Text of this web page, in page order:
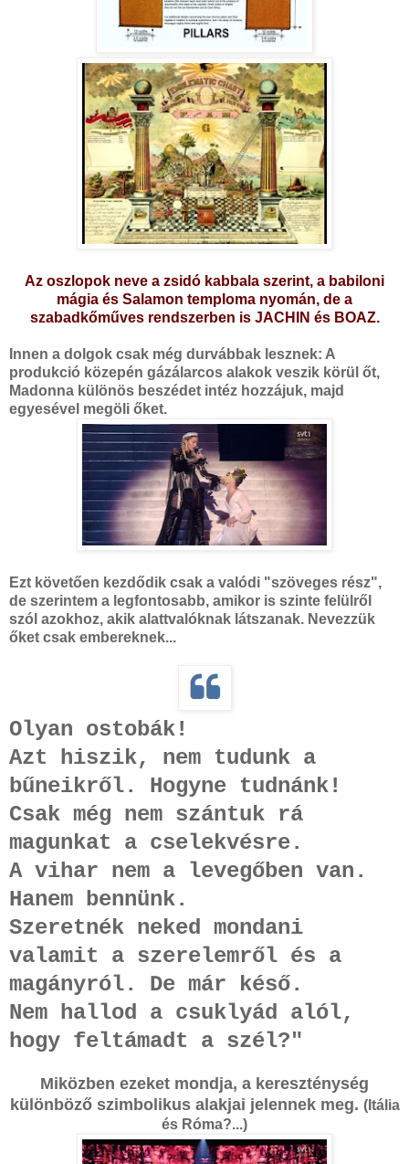
Az oszlopok neve a zsidó kabbala szerint, a babiloni
mágia és Salamon temploma nyomán, de a
szabadkőműves rendszerben is JACHIN és BOAZ.
Innen a dolgok csak még durvábbak lesznek: A
produkció közepén gázálarcos alakok veszik körül őt,
Madonna különös beszédet intéz hozzájuk, majd
egyesével megöli őket.
Ezt követően kezdődik csak a valódi "szöveges rész",
de szerintem a legfontosabb, amikor is szinte felülről
szól azokhoz, akik alattvalóknak látszanak. Nevezzük
őket csak embereknek...
Olyan ostobák!
Azt hiszik, nem tudunk a
bűneikről. Hogyne tudnánk!
Csak még nem szántuk rá
magunkat a cselekvésre.
A vihar nem a levegőben van.
Hanem bennünk.
Szeretnék neked mondani
valamit a szerelemről és a
magányról. De már késő.
Nem hallod a csuklyád alól,
hogy feltámadt a szél?"
Miközben ezeket mondja, a kereszténység
különböző szimbolikus alakjai jelennek meg. (Itália
és Róma?...)